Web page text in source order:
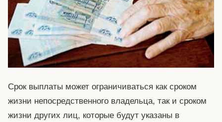
Срок выплаты может ограничиваться как сроком
жизни непосредственного владельца, так и сроком
жизни других лиц, которые будут указаны в